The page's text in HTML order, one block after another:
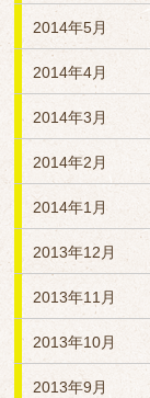
2014年5月
2014年4月
2014年3月
2014年2月
2014年1月
2013年12月
2013年11月
2013年10月
2013年9月